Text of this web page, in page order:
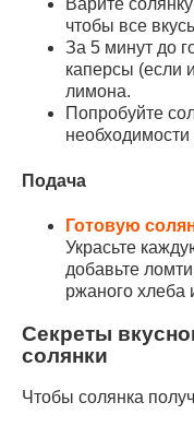
Варите
чтобы все
За 5 минут до
каперсы (если
лимона.
Попробуйте
необходимости
Подача
Готовую
Украсьте
добавьте
ржаного хлеба
Секреты
солянки
Чтобы солянка